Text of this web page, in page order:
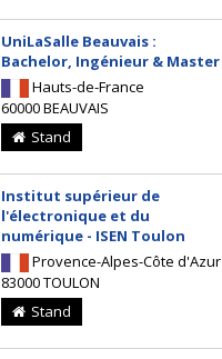
UniLaSalle Beauvais :
Bachelor, Ingénieur & Master
Hauts-de-France
60000 BEAUVAIS
Stand
Institut supérieur de
l'électronique et du
numérique - ISEN Toulon
Provence-Alpes-Côte d'Azur
83000 TOULON
Stand